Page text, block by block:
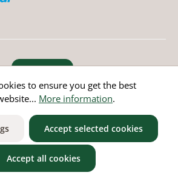
Revoke order
added tax except non EU countries
to ensure you get the best
More information.
Accept selected cookies
Accept all cookies